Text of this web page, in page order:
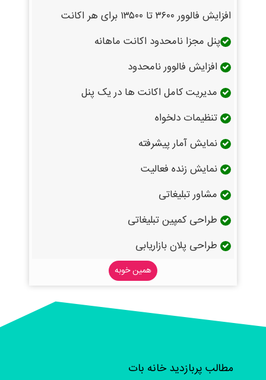
افزایش فالوور ۳۶۰۰ تا ۱۳۵۰۰ برای هر اکانت
پنل مجزا نامحدود اکانت ماهانه
افزایش فالوور نامحدود
مدیریت کامل اکانت ها در یک پنل
تنظیمات دلخواه
نمایش آمار پیشرفته
نمایش زنده فعالیت
مشاور تبلیغاتی
طراحی کمپین تبلیغاتی
طراحی پلان بازاریابی
همین خوبه
مطالب پربازدید خانه بات